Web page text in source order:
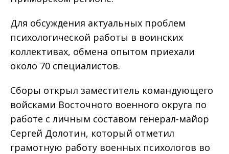
Для обсуждения актуальных проблем
психологической работы в воинских
коллективах, обмена опытом приехали
около 70 специалистов.
Сборы открыл заместитель командующего
войсками Восточного военного округа по
работе с личным составом генерал-майор
Сергей Долотин, который отметил
грамотную работу военных психологов во